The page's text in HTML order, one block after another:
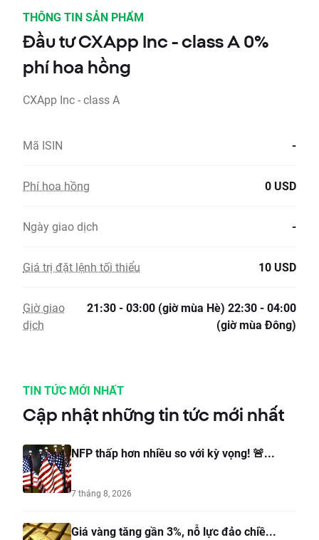
THÔNG TIN SẢN PHẨM
Đầu tư CXApp Inc - class A 0%
phí hoa hồng
CXApp Inc - class A
Mã ISIN -
Phí hoa hồng 0 USD
Ngày giao dịch -
Giá trị đặt lệnh tối thiểu 10 USD
Giờ giao
dịch
21:30 - 03:00 (giờ mùa Hè) 22:30 - 04:00
(giờ mùa Đông)
TIN TỨC MỚI NHẤT
Cập nhật những tin tức mới nhất
NFP thấp hơn nhiều so với kỳ vọng! 🚨...
7 tháng 8, 2026
Giá vàng tăng gần 3%, nỗ lực đảo chiề...